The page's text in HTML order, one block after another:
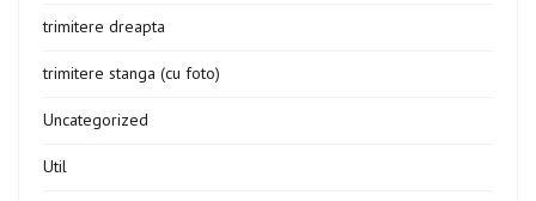
trimitere dreapta
trimitere stanga (cu foto)
Uncategorized
Util